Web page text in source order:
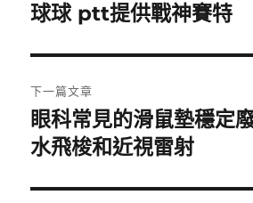
導
覽
一
文
章:
球球 ptt提供戰神賽特
下一篇文章
下
一
文
眼科常見的滑鼠墊穩定
水飛梭和近視雷射